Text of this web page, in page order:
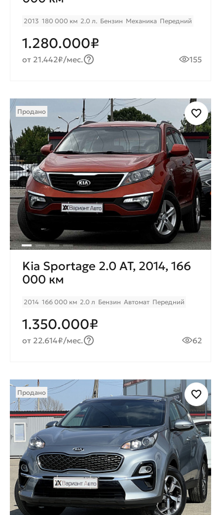
2013 180 000 км 2.0 л. Бензин Механика Передний
1.280.000₽
от 21.442₽/мес. 155
Продано
Kia Sportage 2.0 AT, 2014, 166
000 км
2014 166 000 км 2.0 л Бензин Автомат Передний
1.350.000₽
от 22.614₽/мес. 62
Продано